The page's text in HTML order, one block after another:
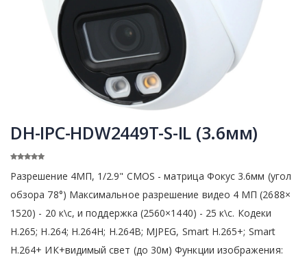
DH-IPC-HDW2449T-S-IL (3.6мм)
Разрешение 4МП, 1/2.9" CMOS - матрица Фокус 3.6мм (угол
обзора 78°) Максимальное разрешение видео 4 МП (2688×
1520) - 20 к\с, и поддержка (2560×1440) - 25 к\с. Кодеки
H.265; H.264; H.264H; H.264B; MJPEG, Smart H.265+; Smart
H.264+ ИК+видимый свет (до 30м) Функции изображения: